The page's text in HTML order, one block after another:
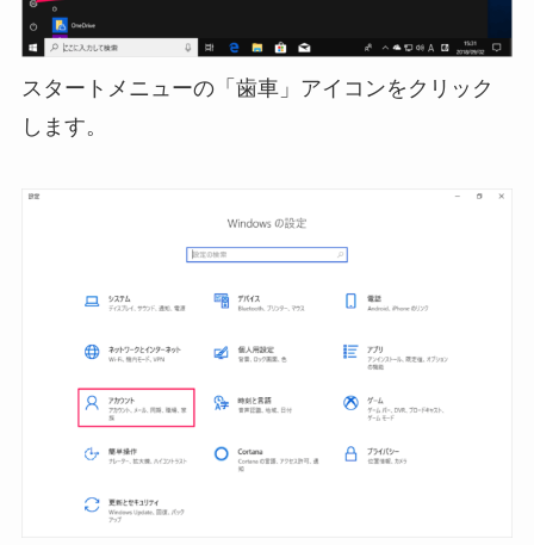
スタートメニューの「歯車」アイコンをクリック
します。